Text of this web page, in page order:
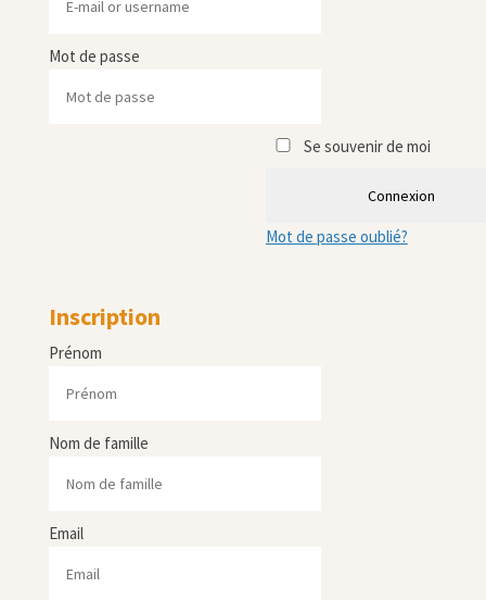
Mot de passe
Se souvenir de moi
Connexion
Mot de passe oublié?
Inscription
Prénom
Nom de famille
Email